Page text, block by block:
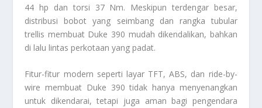
44 hp dan torsi 37 Nm. Meskipun terdengar besar,
distribusi bobot yang seimbang dan rangka tubular
trellis membuat Duke 390 mudah dikendalikan, bahkan
di lalu lintas perkotaan yang padat.
Fitur-fitur modern seperti layar TFT, ABS, dan ride-by-
wire membuat Duke 390 tidak hanya menyenangkan
untuk dikendarai, tetapi juga aman bagi pengendara